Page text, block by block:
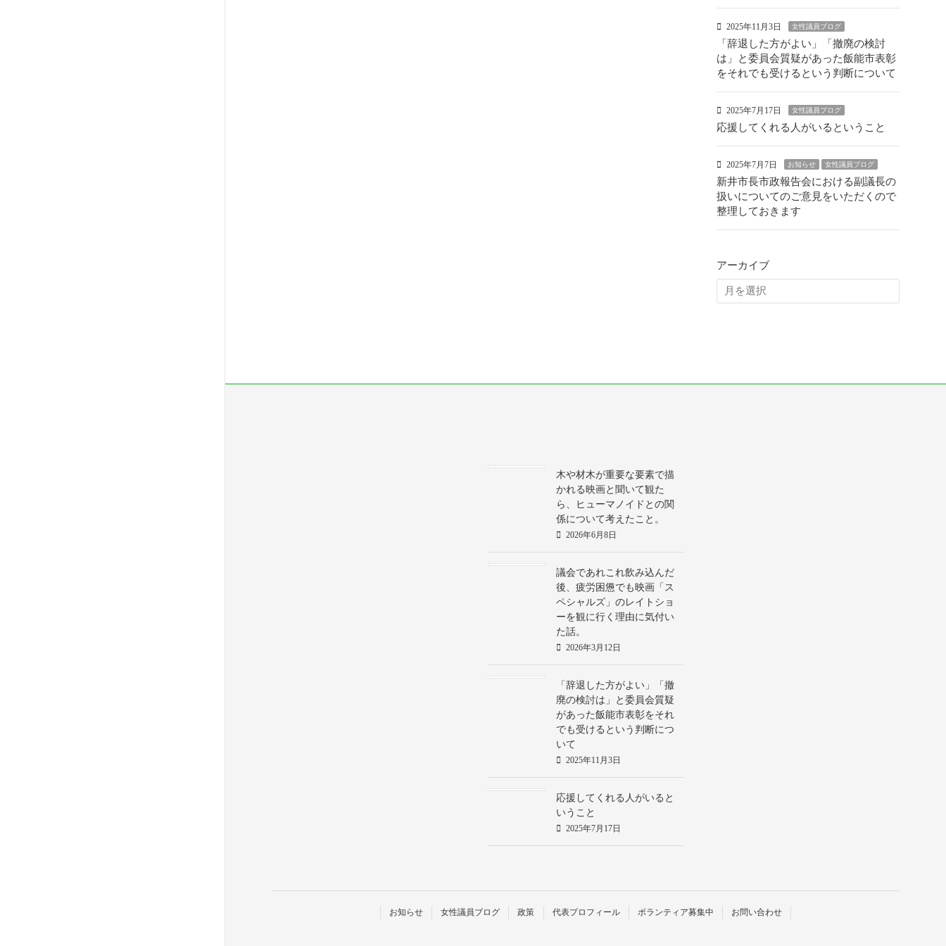
2025年11月3日 女性議員ブログ
「辞退した方がよい」「撤廃の検討
は」と委員会質疑があった飯能市表彰
をそれでも受けるという判断について
2025年7月17日 女性議員ブログ
応援してくれる人がいるということ
2025年7月7日 お知らせ 女性議員ブログ
新井市長市政報告会における副議長の
扱いについてのご意見をいただくので
整理しておきます
アーカイブ
木や材木が重要な要素で描
かれる映画と聞いて観た
ら、ヒューマノイドとの関
係について考えたこと。
2026年6月8日
議会であれこれ飲み込んだ
後、疲労困憊でも映画「ス
ペシャルズ」のレイトショ
ーを観に行く理由に気付い
た話。
2026年3月12日
「辞退した方がよい」「撤
廃の検討は」と委員会質疑
があった飯能市表彰をそれ
でも受けるという判断につ
いて
2025年11月3日
応援してくれる人がいると
いうこと
2025年7月17日
お知らせ 女性議員ブログ 政策 代表プロフィール ボランティア募集中 お問い合わせ